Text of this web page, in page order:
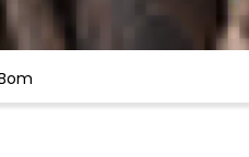
produto: